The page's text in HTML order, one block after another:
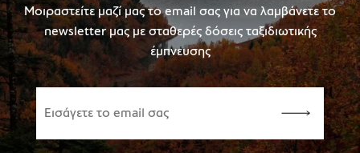
Μοιραστείτε μαζί μας το email σας για να λαμβάνετε το
newsletter μας με σταθερές δόσεις ταξιδιωτικής
έμπνευσης